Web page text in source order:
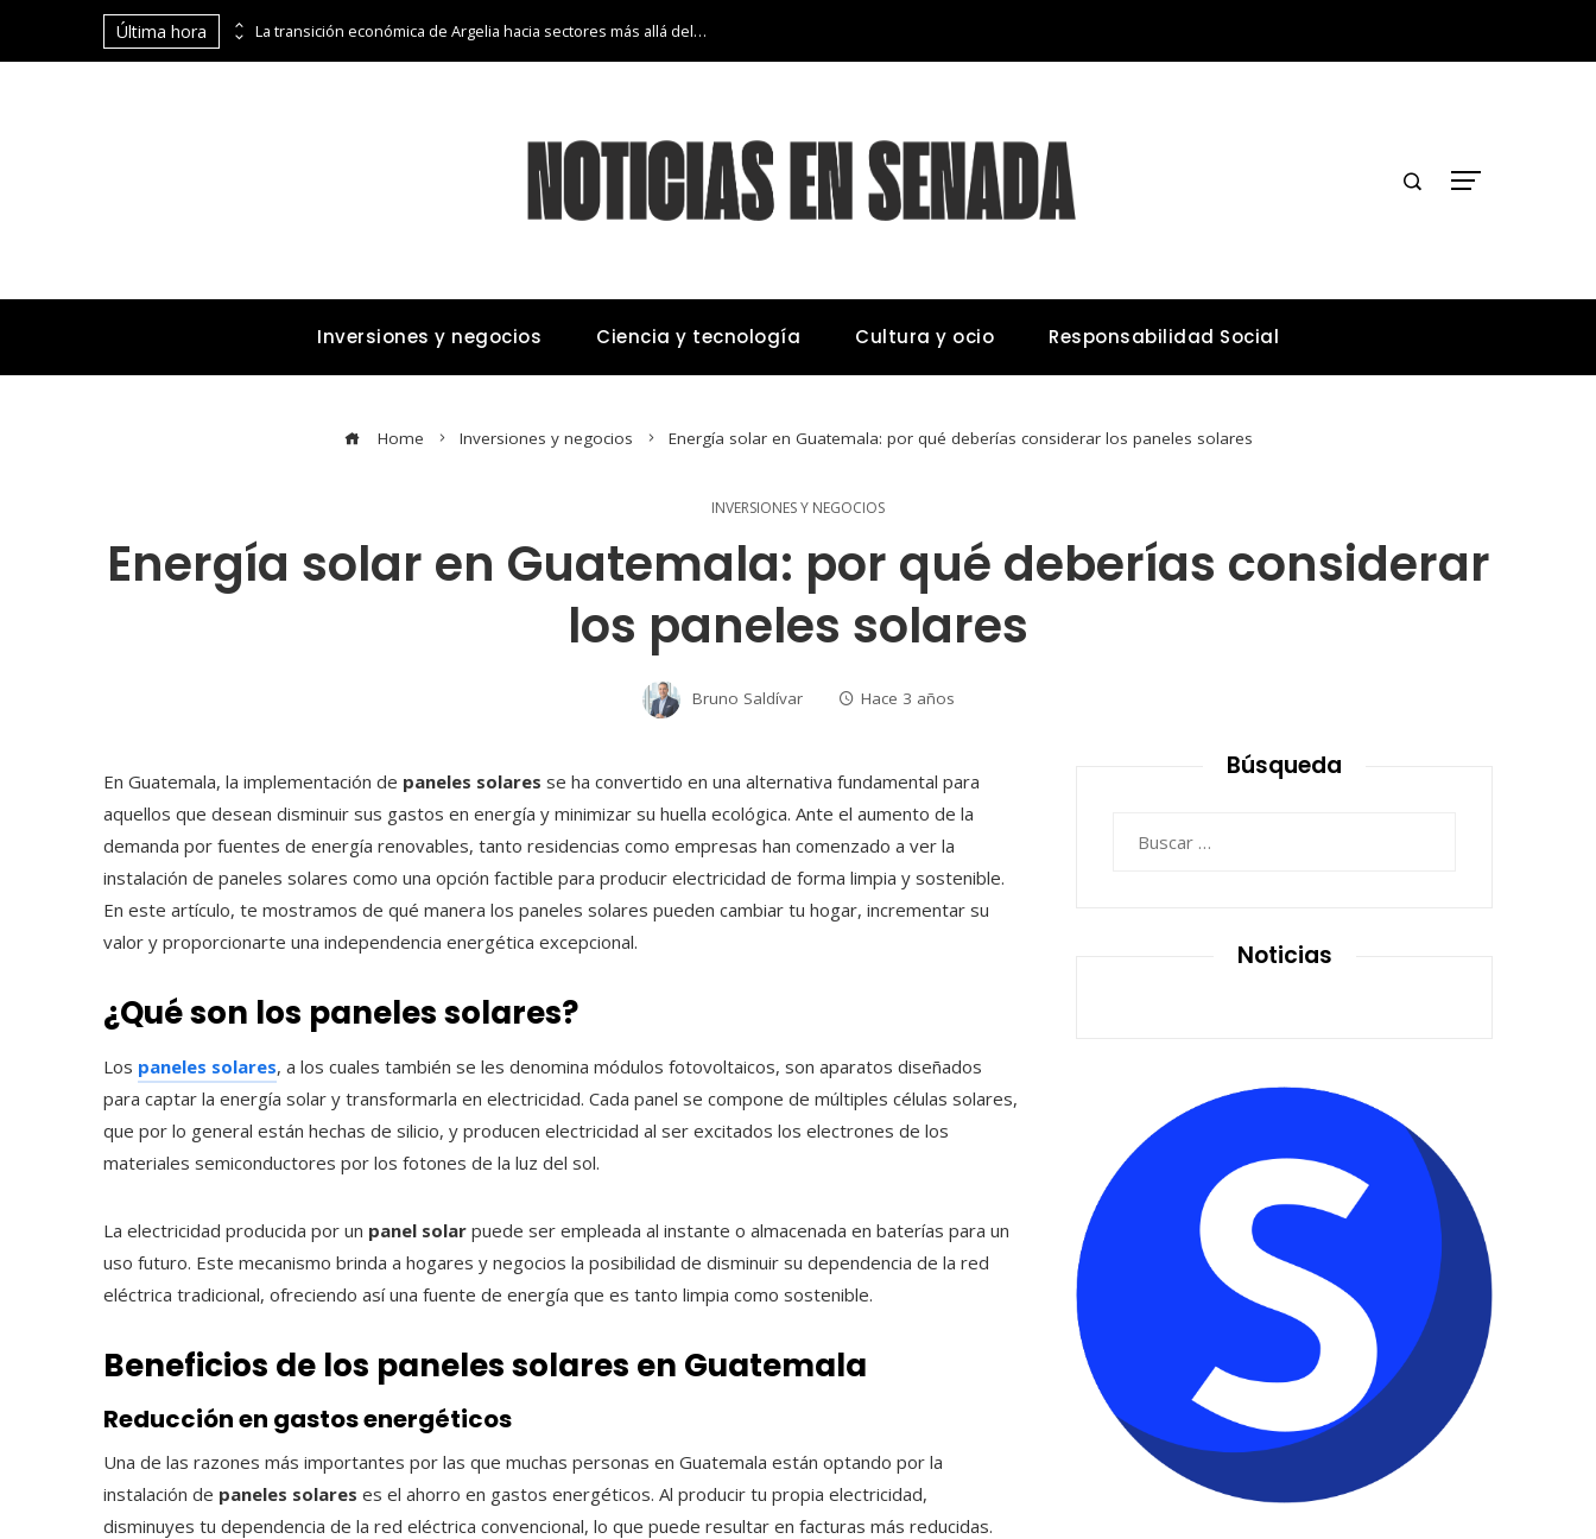
Última hora Las 15 donaciones individuales más grandes y su impacto estructural en sistemas educativos y sanitarios La transición económica de Argelia hacia sectores más allá del petróleo y gas
Inversiones y negocios Ciencia y tecnología Cultura y ocio Responsabilidad Social
Home Inversiones y negocios Energía solar en Guatemala: por qué deberías considerar los paneles solares
INVERSIONES Y NEGOCIOS
Energía solar en Guatemala: por qué deberías considerar
los paneles solares
Bruno Saldívar Hace 3 años
En Guatemala, la implementación de paneles solares se ha convertido en una alternativa fundamental para
aquellos que desean disminuir sus gastos en energía y minimizar su huella ecológica. Ante el aumento de la
demanda por fuentes de energía renovables, tanto residencias como empresas han comenzado a ver la
instalación de paneles solares como una opción factible para producir electricidad de forma limpia y sostenible.
En este artículo, te mostramos de qué manera los paneles solares pueden cambiar tu hogar, incrementar su
valor y proporcionarte una independencia energética excepcional.
¿Qué son los paneles solares?
Los paneles solares, a los cuales también se les denomina módulos fotovoltaicos, son aparatos diseñados
para captar la energía solar y transformarla en electricidad. Cada panel se compone de múltiples células solares,
que por lo general están hechas de silicio, y producen electricidad al ser excitados los electrones de los
materiales semiconductores por los fotones de la luz del sol.
La electricidad producida por un panel solar puede ser empleada al instante o almacenada en baterías para un
uso futuro. Este mecanismo brinda a hogares y negocios la posibilidad de disminuir su dependencia de la red
eléctrica tradicional, ofreciendo así una fuente de energía que es tanto limpia como sostenible.
Beneficios de los paneles solares en Guatemala
Reducción en gastos energéticos
Una de las razones más importantes por las que muchas personas en Guatemala están optando por la
instalación de paneles solares es el ahorro en gastos energéticos. Al producir tu propia electricidad,
disminuyes tu dependencia de la red eléctrica convencional, lo que puede resultar en facturas más reducidas.
Búsqueda
Noticias